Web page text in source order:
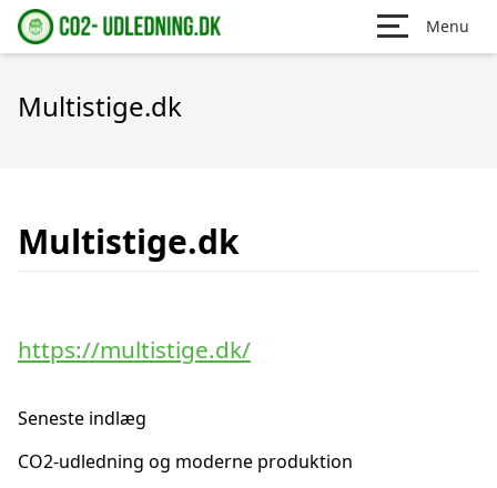
Menu
Multistige.dk
Multistige.dk
https://multistige.dk/
Seneste indlæg
CO2-udledning og moderne produktion